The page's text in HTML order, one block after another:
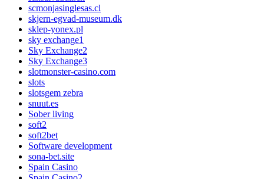
scmonjasinglesas.cl
skjern-egvad-museum.dk
sklep-yonex.pl
sky exchange1
Sky Exchange2
Sky Exchange3
slotmonster-casino.com
slots
slotsgem zebra
snuut.es
Sober living
soft2
soft2bet
Software development
sona-bet.site
Spain Casino